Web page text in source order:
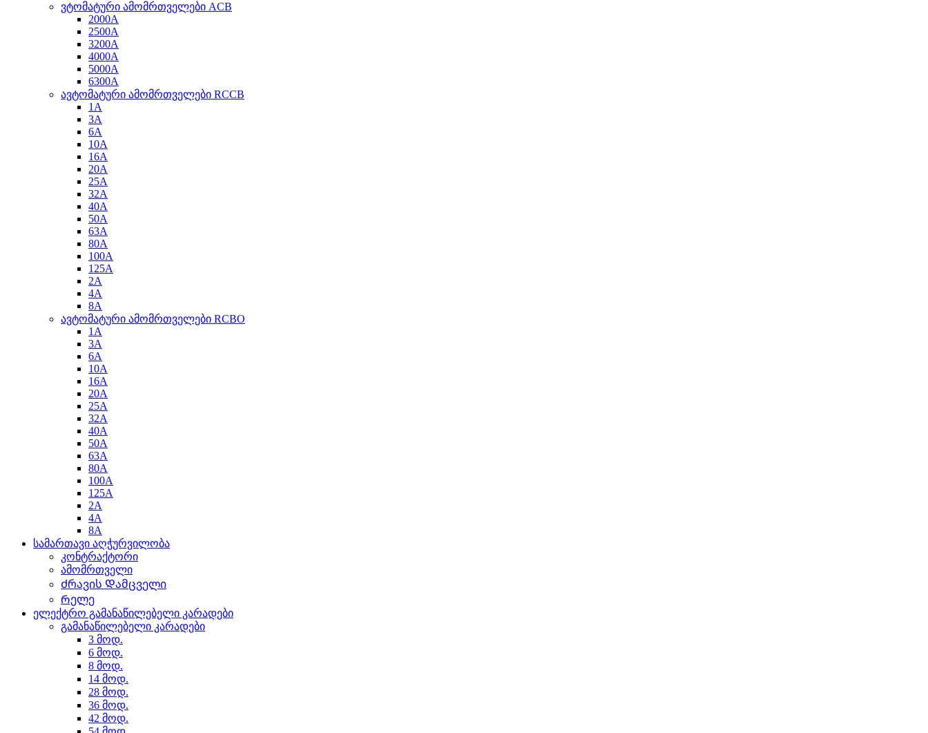
ვტომატური ამომრთველები ACB
2000A
2500A
3200A
4000A
5000A
6300A
ავტომატური ამომრთველები RCCB
1A
3A
6A
10A
16A
20A
25A
32A
40A
50A
63A
80A
100A
125A
2A
4A
8A
ავტომატური ამომრთველები RCBO
1A
3A
6A
10A
16A
20A
25A
32A
40A
50A
63A
80A
100A
125A
2A
4A
8A
სამართავი აღჭურვილობა
კონტრაქტორი
ამომრთველი
Ძრავის Დამცველი
Რელე
ელექტრო გამანაწილებელი კარადები
გამანაწილებელი კარადები
3 მოდ.
6 მოდ.
8 მოდ.
14 მოდ.
28 მოდ.
36 მოდ.
42 მოდ.